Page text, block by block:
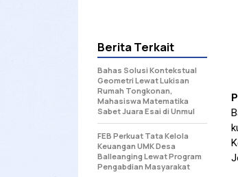
Berita Terkait
Bahas Solusi Kontekstual
Geometri Lewat Lukisan
Rumah Tongkonan,
Mahasiswa Matematika
Sabet Juara Esai di Unmul
FEB Perkuat Tata Kelola
Keuangan UMK Desa
Balleanging Lewat Program
Pengabdian Masyarakat